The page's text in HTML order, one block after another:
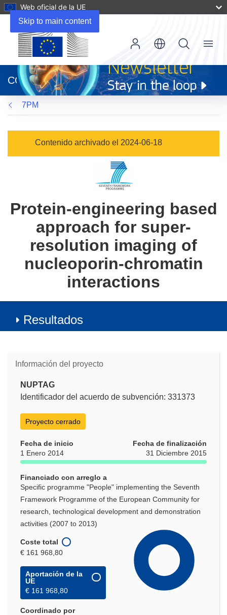
Skip to main content
Web oficial de la UE
abrirá
en
una
nueva
ventana)
CORDIS
Menu
7PM
Contenido archivado el 2024-06-18
Protein-engineering based
approach for super-
resolution imaging of
nucleoporin-chromatin
interactions
Resultados
Información del proyecto
NUPTAG
Identificador del acuerdo de subvención: 331373
Proyecto cerrado
Fecha de inicio
1 Enero 2014
Fecha de finalización
31 Diciembre 2015
Financiado con arreglo a
Specific programme "People" implementing the Seventh
Framework Programme of the European Community for
research, technological development and demonstration
activities (2007 to 2013)
Coste total
€ 161 968,80
Aportación de la
UE
€ 161 968,80
Coordinado por